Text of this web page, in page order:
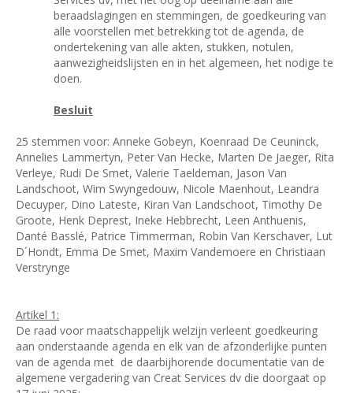
beraadslagingen en stemmingen, de goedkeuring van
alle voorstellen met betrekking tot de agenda, de
ondertekening van alle akten, stukken, notulen,
aanwezigheidslijsten en in het algemeen, het nodige te
doen.
Besluit
25 stemmen voor: Anneke Gobeyn, Koenraad De Ceuninck,
Annelies Lammertyn, Peter Van Hecke, Marten De Jaeger, Rita
Verleye, Rudi De Smet, Valerie Taeldeman, Jason Van
Landschoot, Wim Swyngedouw, Nicole Maenhout, Leandra
Decuyper, Dino Lateste, Kiran Van Landschoot, Timothy De
Groote, Henk Deprest, Ineke Hebbrecht, Leen Anthuenis,
Danté Basslé, Patrice Timmerman, Robin Van Kerschaver, Lut
D´Hondt, Emma De Smet, Maxim Vandemoere en Christiaan
Verstrynge
Artikel 1:
De raad voor maatschappelijk welzijn verleent goedkeuring
aan onderstaande agenda en elk van de afzonderlijke punten
van de agenda met de daarbijhorende documentatie van de
algemene vergadering van Creat Services dv die doorgaat op